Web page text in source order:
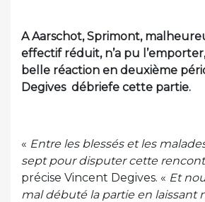
A Aarschot, Sprimont,
effectif réduit, n’a pu
belle réaction en deuxième
Degives débriefe cette partie.
« Entre les blessés et les
sept pour disputer cette
précise Vincent Degives. « Et
mal débuté la partie en laissant